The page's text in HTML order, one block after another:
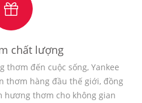
chất lượng
thơm đến cuộc sống, Yankee
thơm hàng đầu thế giới, đồng
hương thơm cho không gian